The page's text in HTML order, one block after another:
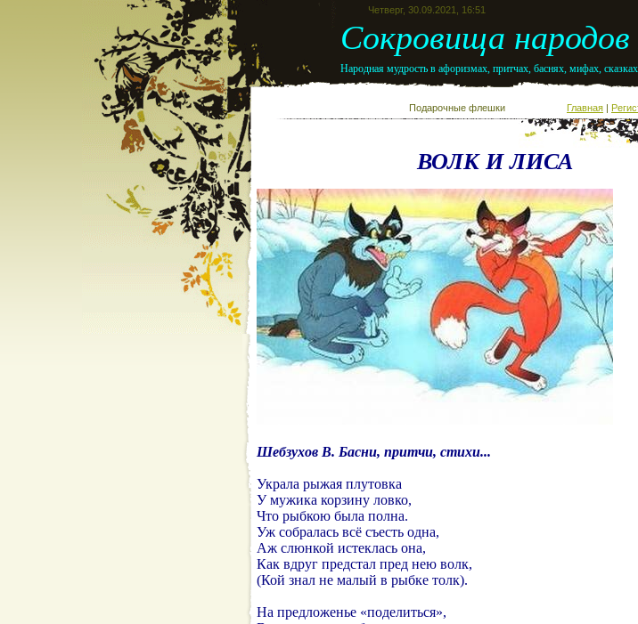
Четверг, 30.09.2021, 16:51
Сокровища
Народная мудрость в афоризмах, притчах, баснях, мифах,
Подарочные флешки Главная |
ВОЛК И ЛИСА
Шебзухов В. Басни, притчи, стихи...
Украла рыжая плутовка
У мужика корзину ловко,
Что рыбкою была полна.
Уж собралась всё съесть одна,
Аж слюнкой истеклась она,
Как вдруг предстал пред нею волк,
(Кой знал не малый в рыбке толк).
На предложенье «поделиться»,